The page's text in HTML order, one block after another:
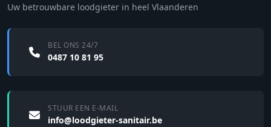
Uw betrouwbare loodgieter in heel Vlaanderen
BEL ONS 24/7
0487 10 81 95
STUUR EEN E-MAIL
info@loodgieter-sanitair.be